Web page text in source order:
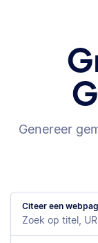
Genereer
Citeer een